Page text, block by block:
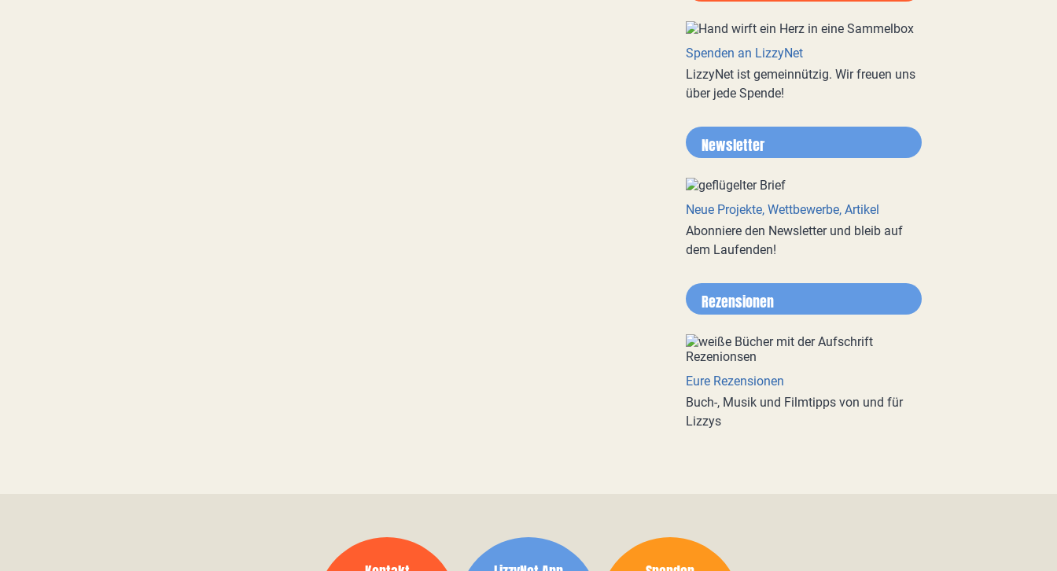
Spenden an LizzyNet
LizzyNet ist gemeinnützig. Wir freuen uns
über jede Spende!
Newsletter
Neue Projekte, Wettbewerbe, Artikel
Abonniere den Newsletter und bleib auf
dem Laufenden!
Rezensionen
Eure Rezensionen
Buch-, Musik und Filmtipps von und für
Lizzys